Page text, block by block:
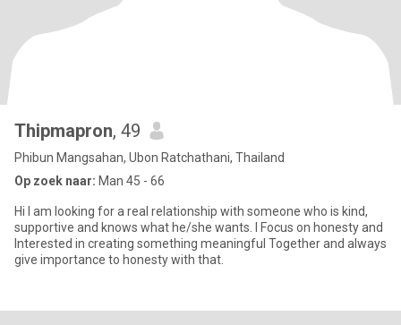
Thipmapron, 49
Phibun Mangsahan, Ubon Ratchathani, Thailand
Op zoek naar: Man 45 - 66
Hi I am looking for a real relationship with someone who is kind,
supportive and knows what he/she wants. I Focus on honesty and
Interested in creating something meaningful Together and always
give importance to honesty with that.